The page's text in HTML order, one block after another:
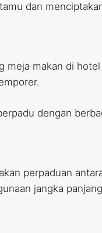
dan
meja makan di
dengan
perpaduan
jangka